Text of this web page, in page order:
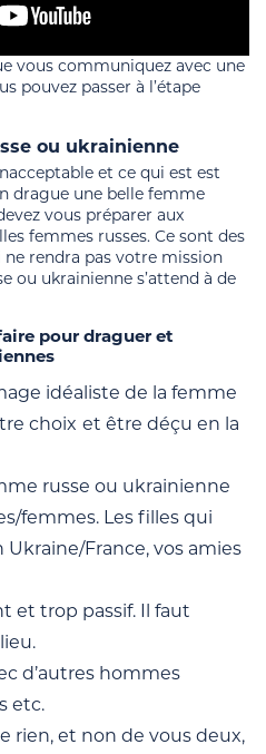
vous communiquez avec une
pouvez passer à l’étape
ou ukrainienne
et ce qui est est
drague une belle femme
vous préparer aux
femmes russes. Ce sont des
rendra pas votre mission
ou ukrainienne s’attend à de
pour draguer et
idéaliste de la femme
choix et être déçu en la
russe ou ukrainienne
femmes. Les filles qui
France, vos amies
et trop passif. Il faut
d’autres hommes
etc.
rien, et non de vous deux,